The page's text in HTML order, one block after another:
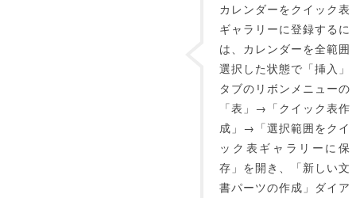
カレンダーをクイック表
ギャラリーに登録するに
は、カレンダーを全範囲
選択した状態で「挿入」
タブのリボンメニューの
「表」→「クイック表作
成」→「選択範囲をクイ
ック表ギャラリーに保
存」を開き、「新しい文
書パーツの作成」ダイア